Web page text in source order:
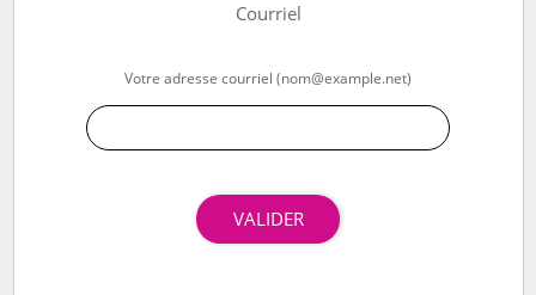
Courriel
Votre adresse courriel (nom@example.net)
VALIDER